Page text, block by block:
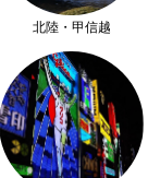
北陸・甲信越